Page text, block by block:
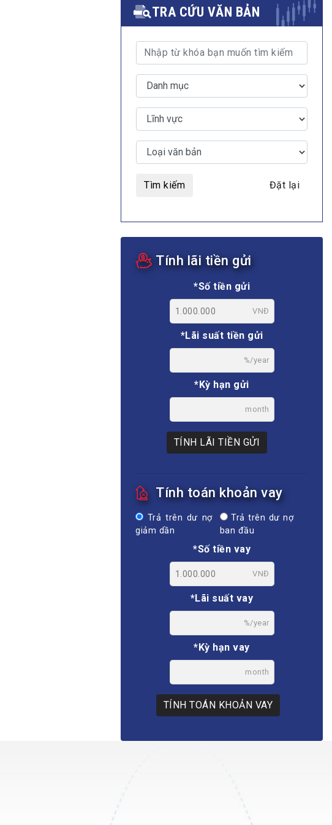
MULTIMEDIA
Video
E-magazines
TRA CỨU VĂN BẢN
Tìm kiếm Đặt lại
Tính lãi tiền gửi
*Số tiền gửi
VNĐ
*Lãi suất tiền gửi
%/year
*Kỳ hạn gửi
month
TÍNH LÃI TIỀN GỬI
Tính toán khoản vay
Trả trên dư nợ
giảm dần
Trả trên dư nợ
ban đầu
*Số tiền vay
VNĐ
*Lãi suất vay
%/year
*Kỳ hạn vay
month
TÍNH TOÁN KHOẢN VAY